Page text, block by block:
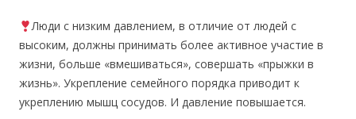
Люди с низким давлением, в отличие от людей с
высоким, должны принимать более активное участие в
жизни, больше «вмешиваться», совершать «прыжки в
жизнь». Укрепление семейного порядка приводит к
укреплению мышц сосудов. И давление повышается.